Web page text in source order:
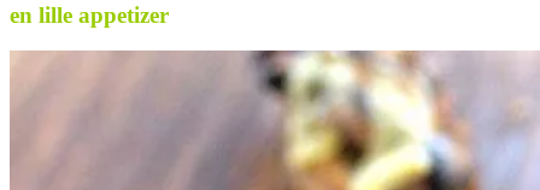
en lille appetizer